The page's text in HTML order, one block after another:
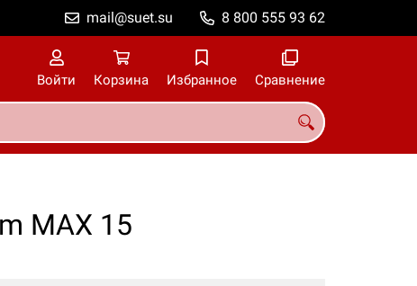
8 800 555 93 62
mail@suet.su
Войти Корзина Избранное Сравнение
MAX 15